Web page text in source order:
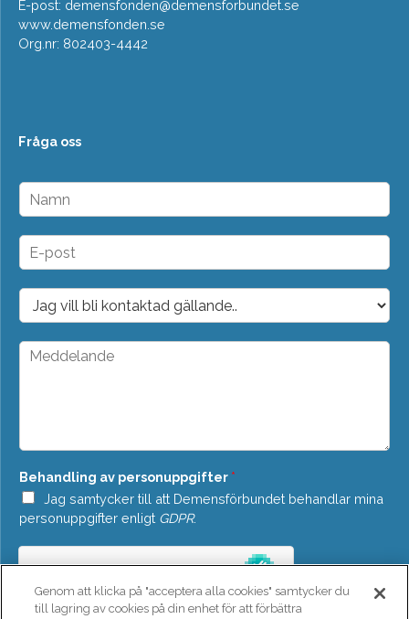
E-post: demensfonden@demensforbundet.se
www.demensfonden.se
Org.nr: 802403-4442
Fråga oss
N
m
n
E
p
o
t
*
D
o
p
M
a
d
e
*
Behandling av personuppgifter *
Jag samtycker till att Demensförbundet behandlar mina
personuppgifter enligt GDPR.
Genom att klicka på "acceptera alla cookies" samtycker du
till lagring av cookies på din enhet för att förbättra